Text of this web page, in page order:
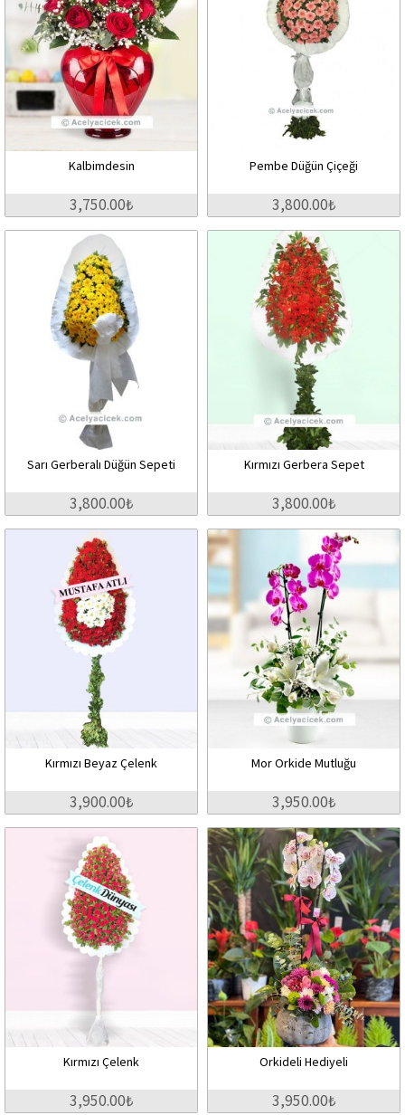
Kalbimdesin
3,750.00₺
Pembe Düğün Çiçeği
3,800.00₺
Sarı Gerberalı Düğün Sepeti
3,800.00₺
Kırmızı Gerbera Sepet
3,800.00₺
Kırmızı Beyaz Çelenk
3,900.00₺
Mor Orkide Mutluğu
3,950.00₺
Kırmızı Çelenk
3,950.00₺
Orkideli Hediyeli
3,950.00₺